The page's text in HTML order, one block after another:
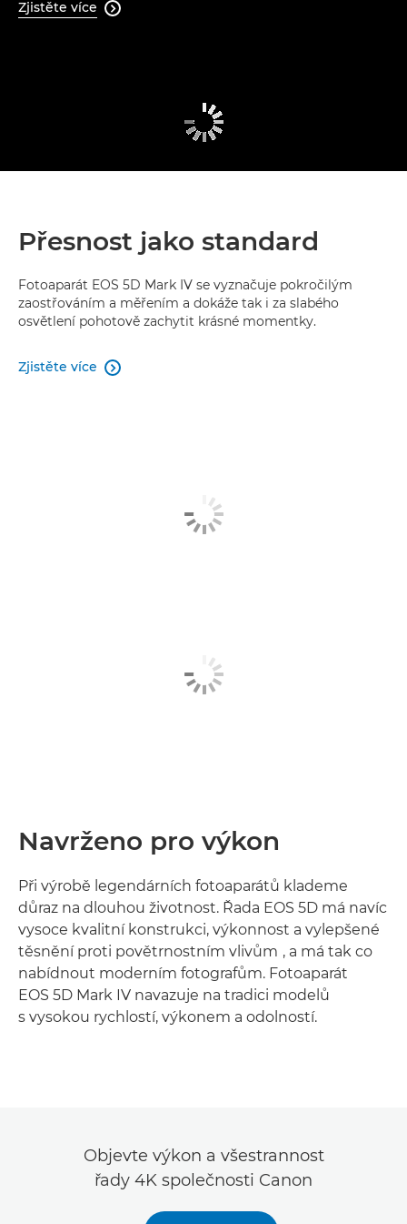
Zjistěte více 
Přesnost jako standard
Fotoaparát EOS 5D Mark IV se vyznačuje pokročilým
zaostřováním a měřením a dokáže tak i za slabého
osvětlení pohotově zachytit krásné momentky.
Zjistěte více 
Navrženo pro výkon
Při výrobě legendárních fotoaparátů klademe
důraz na dlouhou životnost. Řada EOS 5D má navíc
vysoce kvalitní konstrukci, výkonnost a vylepšené
těsnění proti povětrnostním vlivům , a má tak co
nabídnout moderním fotografům. Fotoaparát
EOS 5D Mark IV navazuje na tradici modelů
s vysokou rychlostí, výkonem a odolností.
Objevte výkon a všestrannost
řady 4K společnosti Canon